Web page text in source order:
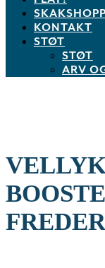
KONTAKT
STØT
STØT
ARV